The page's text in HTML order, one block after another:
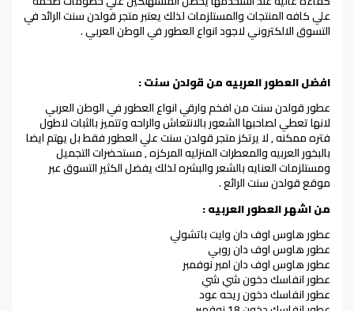
علي كافه المنتجات والمستلزمات لذلك يعتبر متجر قولدن سنت الرائد في
التسوق الالكتروني لاجود انواع العطور في الوطن العربي .
افضل العطور العربيه من قولدن سنت :
عطور قولدن سنت من افخم وارقي انواع العطور في الوطن العربي
لانها تعطي لصاحبها الشعور بالانتعاش والراحه وتتميز بالثبات لاطول
فتره ممكنه , لا يرتكز متجر قولدن سنت علي العطور فقط بل يهتم ايضا
بالبخور العربيه والمعطرات المنزليه المركزه , مستحضرات التجميل
ومستلزمات العنايه بالشعر والبشره لذلك يفضل الكثير التسوق عبر
موقع قولدن سنت الرائع .
من اشهر العطور العربيه :
عطور هاوس اوف دان وايت باتشولي
عطور هاوس اوف دان روبي
عطور هاوس اوف دان امبر نوفمبر
عطور انفاسك دخون شي شي
عطور انفاسك دخون ريحه عود